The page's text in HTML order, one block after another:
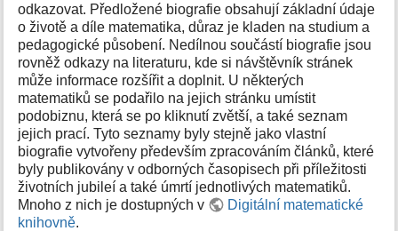
odkazovat. Předložené biografie obsahují základní údaje
o životě a díle matematika, důraz je kladen na studium a
pedagogické působení. Nedílnou součástí biografie jsou
rovněž odkazy na literaturu, kde si návštěvník stránek
může informace rozšířit a doplnit. U některých
matematiků se podařilo na jejich stránku umístit
podobiznu, která se po kliknutí zvětší, a také seznam
jejich prací. Tyto seznamy byly stejně jako vlastní
biografie vytvořeny především zpracováním článků, které
byly publikovány v odborných časopisech při příležitosti
životních jubileí a také úmrtí jednotlivých matematiků.
Mnoho z nich je dostupných v
Digitální matematické
knihovně.